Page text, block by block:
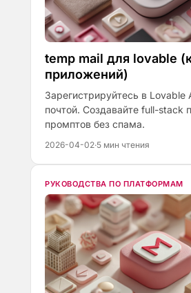
temp mail для lovable
приложений)
Зарегистрируйтесь в Lovable
почтой. Создавайте full-stack
промптов без спама.
2026-04-02·5 мин чтения
РУКОВОДСТВА ПО ПЛАТФОРМАМ